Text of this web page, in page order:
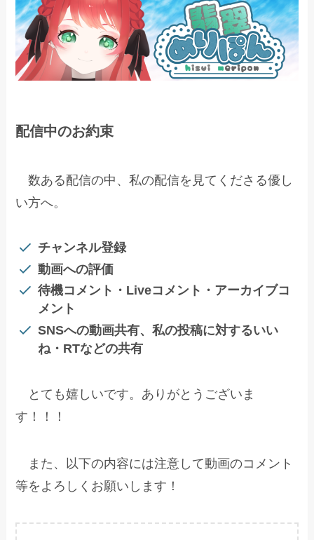
配信中のお約束
数ある配信の中、私の配信を見てくださる優し
い方へ。
チャンネル登録
動画への評価
待機コメント・Liveコメント・アーカイブコ
メント
SNSへの動画共有、私の投稿に対するいい
ね・RTなどの共有
とても嬉しいです。ありがとうございま
す！！！
また、以下の内容には注意して動画のコメント
等をよろしくお願いします！